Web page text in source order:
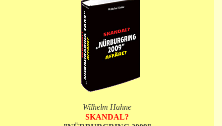
Wilhelm Hahne
SKANDAL?